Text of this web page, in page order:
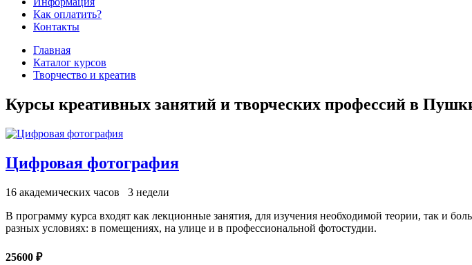
Как оплатить?
Контакты
Главная
Каталог курсов
Творчество и креатив
Курсы креативных занятий и творческих профессий в
Цифровая фотография
16 академических часов
3 недели
В программу курса входят как лекционные занятия, для изучения необходимой теории, так и
разных условиях: в помещениях, на улице и в профессиональной фотостудии.
25600 ₽